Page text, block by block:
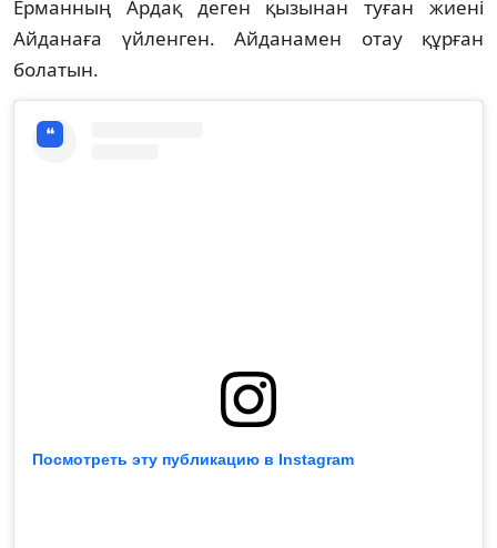
Ерманның Ардақ деген қызынан туған жиені
Айданаға үйленген. Айданамен отау құрған
болатын.
Посмотреть эту публикацию в Instagram